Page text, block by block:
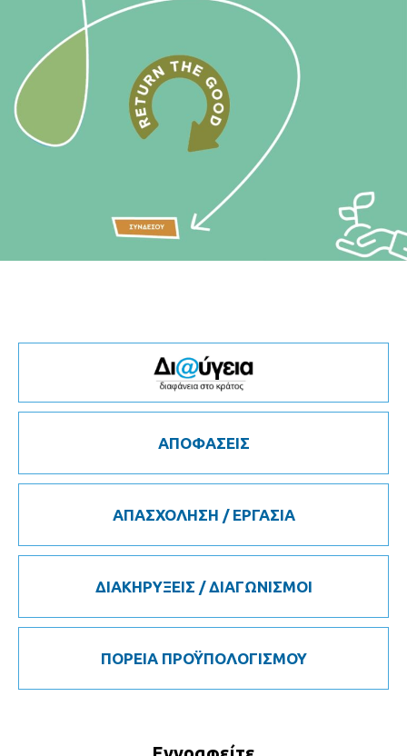
ΑΠΟΦΑΣΕΙΣ
ΑΠΑΣΧΟΛΗΣΗ / ΕΡΓΑΣΙΑ
ΔΙΑΚΗΡΥΞΕΙΣ / ΔΙΑΓΩΝΙΣΜΟΙ
ΠΟΡΕΙΑ ΠΡΟΫΠΟΛΟΓΙΣΜΟΥ